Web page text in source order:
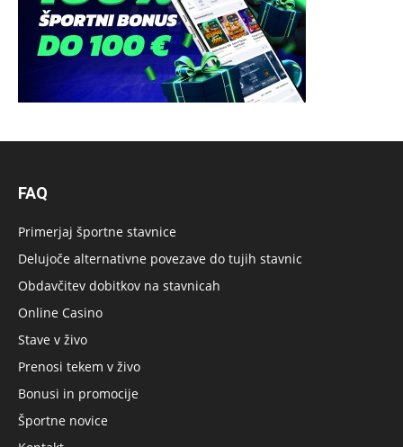
FAQ
Primerjaj športne stavnice
Delujoče alternativne povezave do tujih stavnic
Obdavčitev dobitkov na stavnicah
Online Casino
Stave v živo
Prenosi tekem v živo
Bonusi in promocije
Športne novice